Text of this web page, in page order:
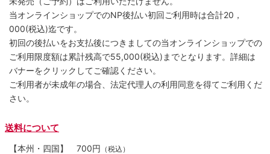
当オンラインショップでのNP後払い初回ご利用時は合計20，
000(税込)迄です。
初回の後払いをお支払後につきましての当オンラインショップでの
ご利用限度額は累計残高で55,000(税込)までとなります。詳細は
バナーをクリックしてご確認ください。
ご利用者が未成年の場合、法定代理人の利用同意を得てご利用くだ
さい。
送料について
【本州・四国】 700円 （税込）